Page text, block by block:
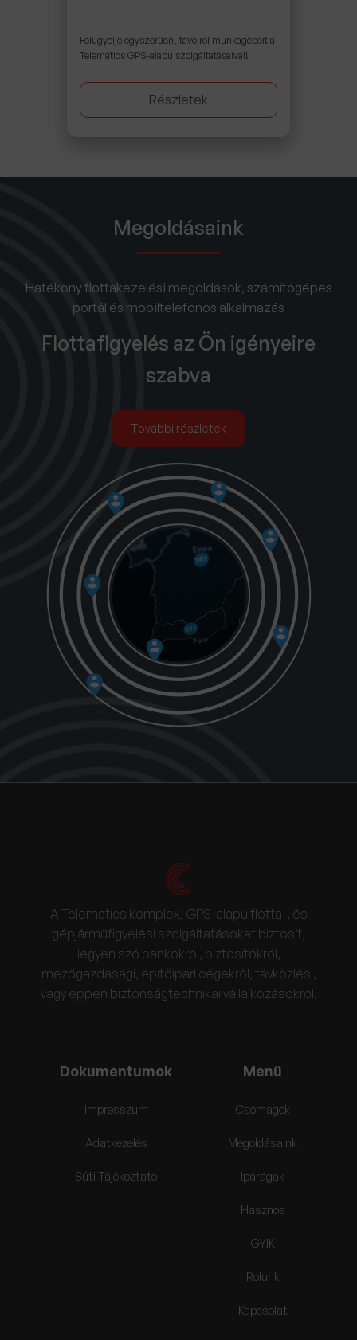
Felügyelje egyszerűen, távolról munkagépeit a
Telematics GPS-alapú szolgáltatásaival!
Részletek
Megoldásaink
Hatékony flottakezelési megoldások, számítógépes
portál és mobiltelefonos alkalmazás
Flottafigyelés az Ön igényeire
szabva
További részletek
A Telematics komplex, GPS-alapú flotta-, és
gépjárműfigyelési szolgáltatásokat biztosít,
legyen szó bankokról, biztosítókról,
mezőgazdasági, építőipari cégekről, távközlési,
vagy éppen biztonságtechnikai vállalkozásokról.
Dokumentumok
Impresszum
Adatkezelés
Süti Tájékoztató
Menü
Csomagok
Megoldásaink
Iparágak
Hasznos
GYIK
Rólunk
Kapcsolat